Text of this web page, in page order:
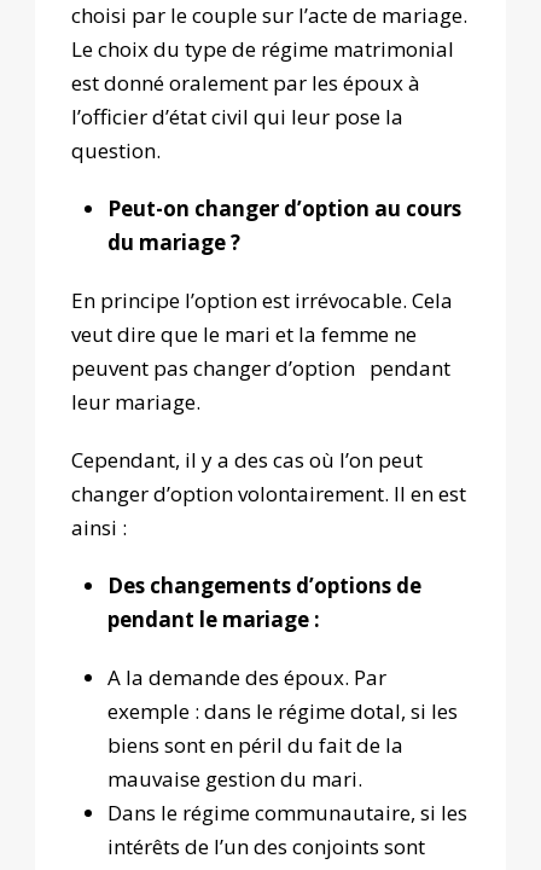
choisi par le couple sur l’acte de mariage.
Le choix du type de régime matrimonial
est donné oralement par les époux à
l’officier d’état civil qui leur pose la
question.
Peut-on changer d’option au cours
du mariage ?
En principe l’option est irrévocable. Cela
veut dire que le mari et la femme ne
peuvent pas changer d’option pendant
leur mariage.
Cependant, il y a des cas où l’on peut
changer d’option volontairement. Il en est
ainsi :
Des changements d’options de
pendant le mariage :
A la demande des époux. Par
exemple : dans le régime dotal, si les
biens sont en péril du fait de la
mauvaise gestion du mari.
Dans le régime communautaire, si les
intérêts de l’un des conjoints sont